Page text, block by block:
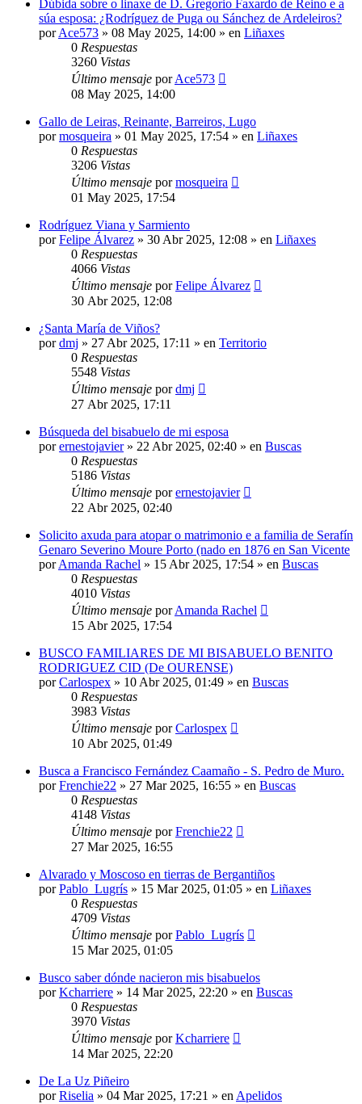
Dúbida sobre o linaxe de D. Gregorio Faxardo de Reino e a
súa esposa: ¿Rodríguez de Puga ou Sánchez de Ardeleiros?
porAce573 » 08 May 2025, 14:00 » en Liñaxes
0 Respuestas
3260 Vistas
Último mensaje porAce573
08 May 2025, 14:00
Gallo de Leiras, Reinante, Barreiros, Lugo
pormosqueira » 01 May 2025, 17:54 » en Liñaxes
0 Respuestas
3206 Vistas
Último mensaje pormosqueira
01 May 2025, 17:54
Rodríguez Viana y Sarmiento
porFelipe Álvarez » 30 Abr 2025, 12:08 » en Liñaxes
0 Respuestas
4066 Vistas
Último mensaje porFelipe Álvarez
30 Abr 2025, 12:08
¿Santa María de Viños?
pordmj » 27 Abr 2025, 17:11 » en Territorio
0 Respuestas
5548 Vistas
Último mensaje pordmj
27 Abr 2025, 17:11
Búsqueda del bisabuelo de mi esposa
porernestojavier» 22 Abr 2025, 02:40 » en Buscas
0 Respuestas
5186 Vistas
Último mensaje porernestojavier
22 Abr 2025, 02:40
Solicito axuda para atopar o matrimonio e a familia de Serafín
Genaro Severino Moure Porto (nado en 1876 en San Vicente
porAmanda Rachel » 15 Abr 2025, 17:54 » en Buscas
0 Respuestas
4010 Vistas
Último mensaje porAmanda Rachel
15 Abr 2025, 17:54
BUSCO FAMILIARES DE MI BISABUELO BENITO
RODRIGUEZ CID (De OURENSE)
porCarlospex » 10 Abr 2025, 01:49 » en Buscas
0 Respuestas
3983 Vistas
Último mensaje porCarlospex
10 Abr 2025, 01:49
Busca a Francisco Fernández Caamaño - S. Pedro de Muro.
porFrenchie22 » 27 Mar 2025, 16:55 » en Buscas
0 Respuestas
4148 Vistas
Último mensaje porFrenchie22
27 Mar 2025, 16:55
Alvarado y Moscoso en tierras de Bergantiños
porPablo_Lugrís » 15 Mar 2025, 01:05 » en Liñaxes
0 Respuestas
4709 Vistas
Último mensaje porPablo_Lugrís
15 Mar 2025, 01:05
Busco saber dónde nacieron mis bisabuelos
porKcharriere » 14 Mar 2025, 22:20 » en Buscas
0 Respuestas
3970 Vistas
Último mensaje porKcharriere
14 Mar 2025, 22:20
De La Uz Piñeiro
porRiselia » 04 Mar 2025, 17:21 » en Apelidos